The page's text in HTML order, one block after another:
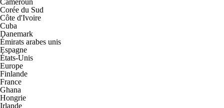
Corée du Sud
Côte d'Ivoire
Cuba
Danemark
Émirats arabes unis
Espagne
États-Unis
Europe
Finlande
France
Ghana
Hongrie
Irlande